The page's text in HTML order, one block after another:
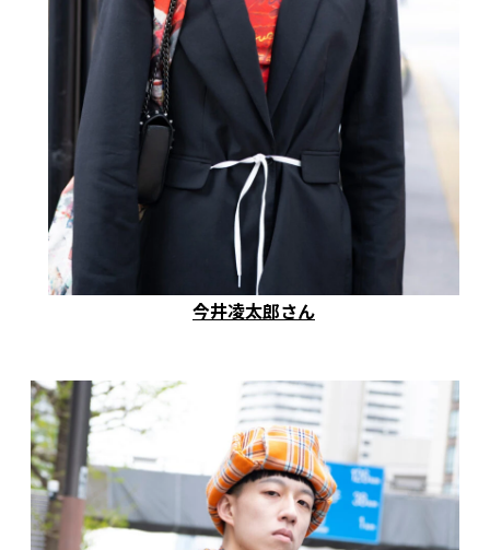
今井凌太郎さん